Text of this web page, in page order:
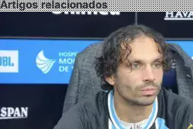
Artigos relacionados